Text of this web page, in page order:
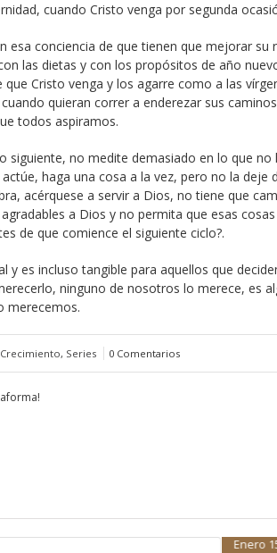
cuando Cristo venga por segunda
esa conciencia de que tienen que mejorar
las dietas y con los propósitos de año
Cristo venga y los agarre como a las
quieran correr a enderezar sus
todos aspiramos.
siguiente, no medite demasiado en lo que
haga una cosa a la vez, pero no la deje
acérquese a servir a Dios, no tiene que
a Dios y no permita que esas
de que comience el siguiente ciclo?.
y es incluso tangible para aquellos que
ninguno de nosotros lo merece, es
merecemos.
Crecimiento, Series 0 Comentarios